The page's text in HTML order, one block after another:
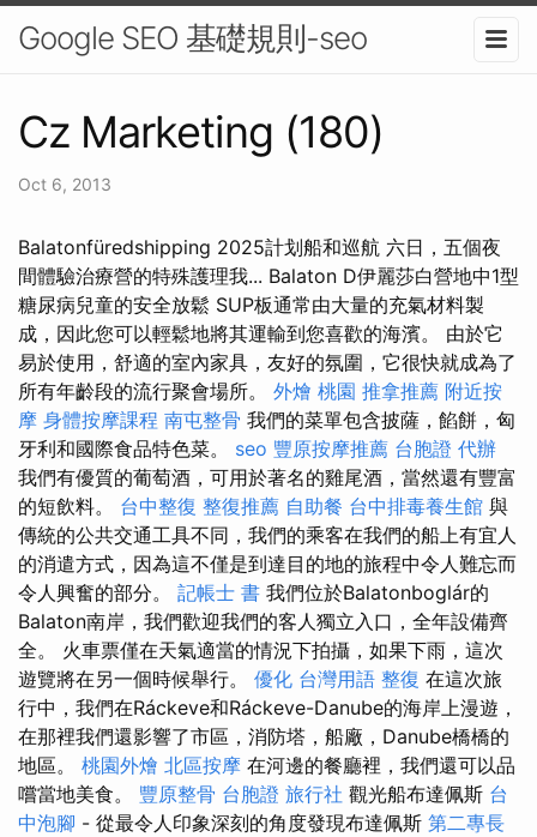
Google SEO 基礎規則-seo
Cz Marketing (180)
Oct 6, 2013
Balatonfüredshipping 2025計划船和巡航 六日，五個夜
間體驗治療營的特殊護理我... Balaton D伊麗莎白營地中1型
糖尿病兒童的安全放鬆 SUP板通常由大量的充氣材料製
成，因此您可以輕鬆地將其運輸到您喜歡的海濱。 由於它
易於使用，舒適的室內家具，友好的氛圍，它很快就成為了
所有年齡段的流行聚會場所。 外燴 桃園 推拿推薦 附近按
摩 身體按摩課程 南屯整骨 我們的菜單包含披薩，餡餅，匈
牙利和國際食品特色菜。 seo 豐原按摩推薦 台胞證 代辦
我們有優質的葡萄酒，可用於著名的雞尾酒，當然還有豐富
的短飲料。 台中整復 整復推薦 自助餐 台中排毒養生館 與
傳統的公共交通工具不同，我們的乘客在我們的船上有宜人
的消遣方式，因為這不僅是到達目的地的旅程中令人難忘而
令人興奮的部分。 記帳士 書 我們位於Balatonboglár的
Balaton南岸，我們歡迎我們的客人獨立入口，全年設備齊
全。 火車票僅在天氣適當的情況下拍攝，如果下雨，這次
遊覽將在另一個時候舉行。 優化 台灣用語 整復 在這次旅
行中，我們在Ráckeve和Ráckeve-Danube的海岸上漫遊，
在那裡我們還影響了市區，消防塔，船廠，Danube橋橋的
地區。 桃園外燴 北區按摩 在河邊的餐廳裡，我們還可以品
嚐當地美食。 豐原整骨 台胞證 旅行社 觀光船布達佩斯 台
中泡腳 - 從最令人印象深刻的角度發現布達佩斯 第二專長